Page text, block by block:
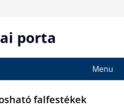
porta
Menu
falfestékek